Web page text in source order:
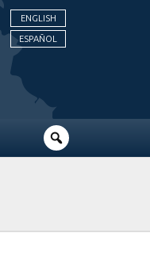
ENGLISH
ESPAÑOL